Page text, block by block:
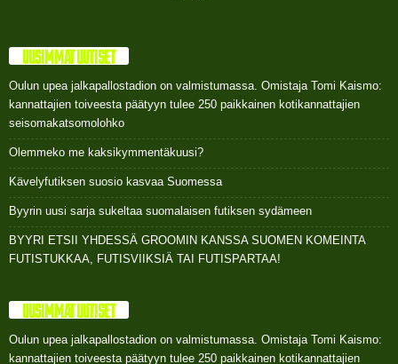
UUSIMMAT UUTISET
Oulun upea jalkapallostadion on valmistumassa. Omistaja Tomi Kaismo:
kannattajien toiveesta päätyyn tulee 250 paikkainen kotikannattajien
seisomakatsomolohko
Olemmeko me kaksikymmentäkuusi?
Kävelyfutiksen suosio kasvaa Suomessa
Byyrin uusi sarja sukeltaa suomalaisen futiksen sydämeen
BYYRI ETSII YHDESSÄ GROOMIN KANSSA SUOMEN KOMEINTA
FUTISTUKKAA, FUTISVIIKSIÄ TAI FUTISPARTAA!
UUSIMMAT UUTISET
Oulun upea jalkapallostadion on valmistumassa. Omistaja Tomi Kaismo:
kannattajien toiveesta päätyyn tulee 250 paikkainen kotikannattajien